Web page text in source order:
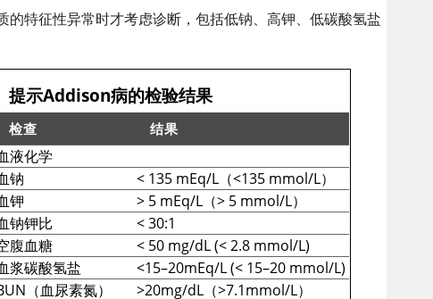
特征性异常时才考虑诊断，包括低钠、高钾、低碳酸氢盐
提示Addison病的检验结果
示Addison病的检验结果
检查 结果
液化学
钠
<135 mEq/L（<135 mmol/L）
钾
>5 mEq/L（>5 mmol/L）
钠钾比
<30:1
腹血糖
<50 mg/dL (<2.8 mmol/L)
浆碳酸氢盐
<15–20mEq/L (<15–20 mmol/L)
（血尿素氮） >20mg/dL（>7.1mmol/L）